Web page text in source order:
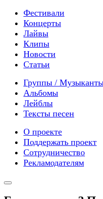
Фестивали
Концерты
Лайвы
Клипы
Новости
Статьи
Группы /
Альбомы
Лейблы
Тексты песен
О проекте
Поддержать проект
Сотрудничество
Рекламодателям